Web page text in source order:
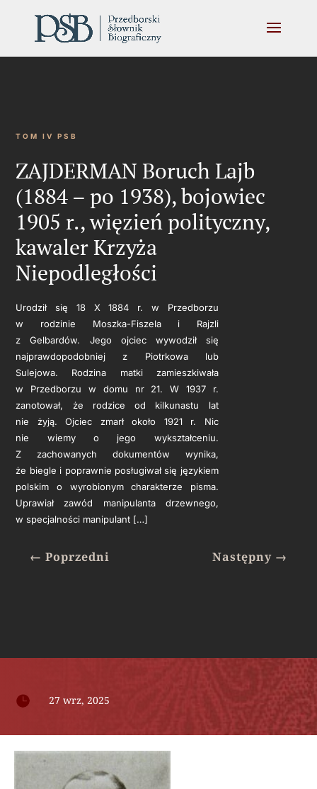
TOM IV PSB
ZAJDERMAN Boruch Lajb
(1884 – po 1938), bojowiec
1905 r., więzień polityczny,
kawaler Krzyża
Niepodległości
Urodził się 18 X 1884 r. w Przedborzu
w rodzinie Moszka-Fiszela i Rajzli
z Gelbardów. Jego ojciec wywodził się
najprawdopodobniej z Piotrkowa lub
Sulejowa. Rodzina matki zamieszkiwała
w Przedborzu w domu nr 21. W 1937 r.
zanotował, że rodzice od kilkunastu lat
nie żyją. Ojciec zmarł około 1921 r. Nic
nie wiemy o jego wykształceniu.
Z zachowanych dokumentów wynika,
że biegle i poprawnie posługiwał się językiem
polskim o wyrobionym charakterze pisma.
Uprawiał zawód manipulanta drzewnego,
w specjalności manipulant […]
←Poprzedni Następny→
 27 wrz, 2025